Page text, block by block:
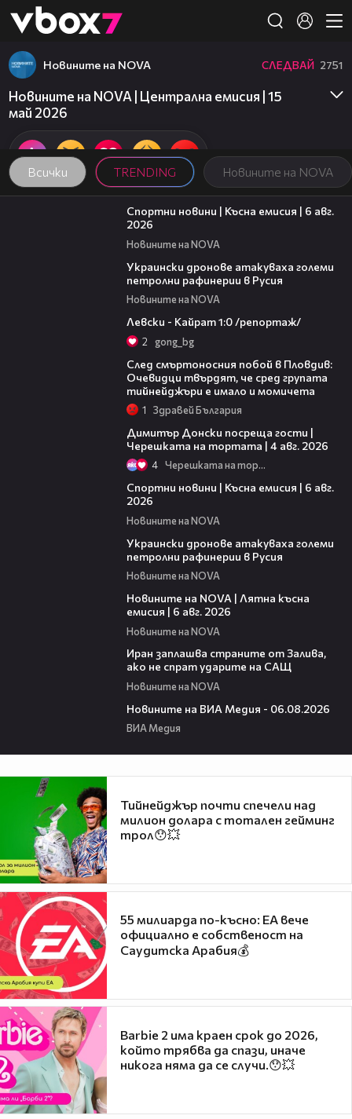
👾
Всички TRENDING Новините на NOVA
Новините на NOVA СЛЕДВАЙ 2751
Новините на NOVA | Централна емисия | 15
май 2026
04:51
Спортни новини | Късна емисия | 6 авг.
2026
Новините на NOVA
Украински дронове атакуваха големи
петролни рафинерии в Русия
Новините на NOVA
Левски - Кайрат 1:0 /репортаж/
2 gong_bg
След смъртоносния побой в Пловдив:
Очевидци твърдят, че сред групата
тийнейджъри е имало и момичета
1 Здравей България
Димитър Донски посреща гости |
Черешката на тортата | 4 авг. 2026
4 Черешката на тортата
Спортни новини | Късна емисия | 6 авг.
2026
Новините на NOVA
Украински дронове атакуваха големи
петролни рафинерии в Русия
Новините на NOVA
Новините на NOVA | Лятна късна
емисия | 6 авг. 2026
Новините на NOVA
Иран заплашва страните от Залива,
ако не спрат ударите на САЩ
Новините на NOVA
Новините на ВИА Медия - 06.08.2026
ВИА Медия
Тийнейджър почти спечели над
милион долара с тотален гейминг
трол😯💥
55 милиарда по-късно: EA вече
официално е собственост на
Саудитска Арабия💰
Barbie 2 има краен срок до 2026,
който трябва да спази, иначе
никога няма да се случи.😯💥